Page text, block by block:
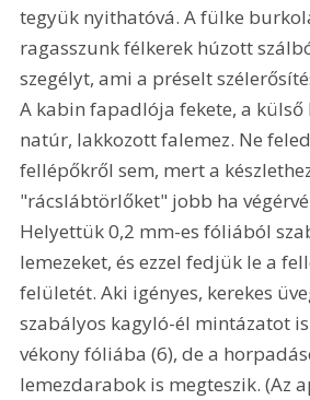
tegyük nyithatóvá. A fülke
ragasszunk félkerek húzott
szegélyt, ami a préselt
A kabin fapadlója fekete, a külső
natúr, lakkozott falemez. Ne
fellépőkről sem, mert a
"rácslábtörlőket" jobb ha
Helyettük 0,2 mm-es fóliából
lemezeket, és ezzel fedjük le a
felületét. Aki igényes, kerekes
szabályos kagyló-él mintázatot
vékony fóliába (6), de a
lemezdarabok is megteszik. (Az